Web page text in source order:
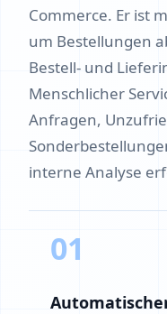
Commerce. Er ist
um Bestellungen
Bestell- und
Menschlicher
Anfragen,
interne Analyse
01